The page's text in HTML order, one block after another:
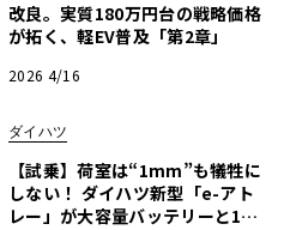
改良。実質180万円台の戦略価格
が拓く、軽EV普及「第2章」
2026 4/16
ダイハツ
【試乗】荷室は“1mm”も犠牲に
しない！ ダイハツ新型「e-アト
レー」が大容量バッテリーと150